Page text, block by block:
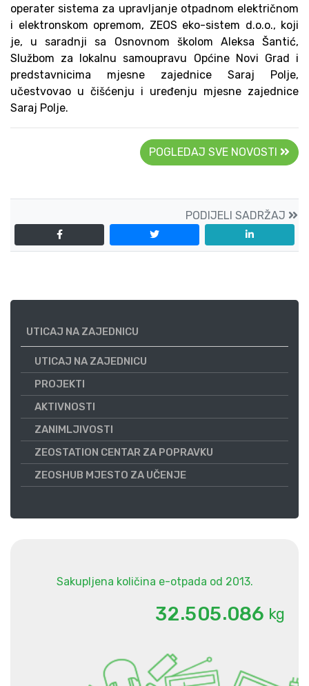
operater sistema za upravljanje otpadnom električnom
i elektronskom opremom, ZEOS eko-sistem d.o.o., koji
je, u saradnji sa Osnovnom školom Aleksa Šantić,
Službom za lokalnu samoupravu Općine Novi Grad i
predstavnicima mjesne zajednice Saraj Polje,
učestvovao u čišćenju i uređenju mjesne zajednice
Saraj Polje.
POGLEDAJ SVE NOVOSTI
PODIJELI SADRŽAJ
UTICAJ NA ZAJEDNICU
UTICAJ NA ZAJEDNICU
PROJEKTI
AKTIVNOSTI
ZANIMLJIVOSTI
ZEOSTATION CENTAR ZA POPRAVKU
ZEOSHUB MJESTO ZA UČENJE
Sakupljena količina e-otpada od 2013.
32.505.086 kg